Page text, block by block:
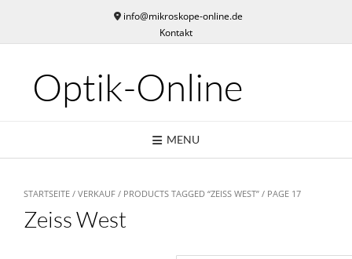
content
info@mikroskope-online.de
Kontakt
Optik-Online
MENU
STARTSEITE / VERKAUF / PRODUCTS TAGGED “ZEISS WEST” / PAGE 17
Zeiss West